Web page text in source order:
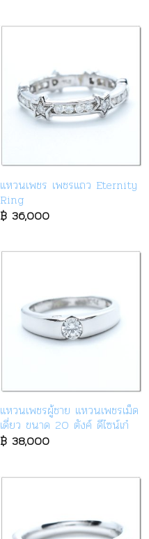
แหวนเพชร เพชรแถว Eternity
Ring
฿36,000
แหวนเพชรผู้ชาย แหวนเพชรเม็ด
เดี่ยว ขนาด 20 ตังค์ ดีไซน์เก๋
฿38,000